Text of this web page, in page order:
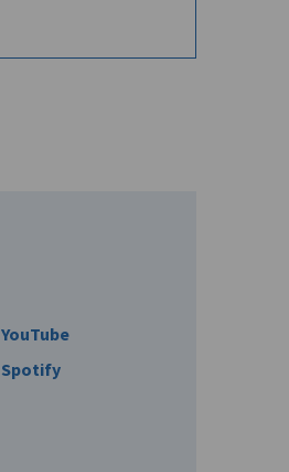
YouTube
Spotify